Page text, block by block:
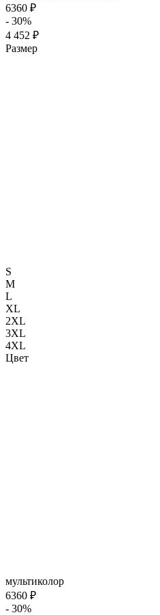
6360 ₽
- 30%
4 452 ₽
Размер
S
M
L
XL
2XL
3XL
4XL
Цвет
мультиколор
6360 ₽
- 30%